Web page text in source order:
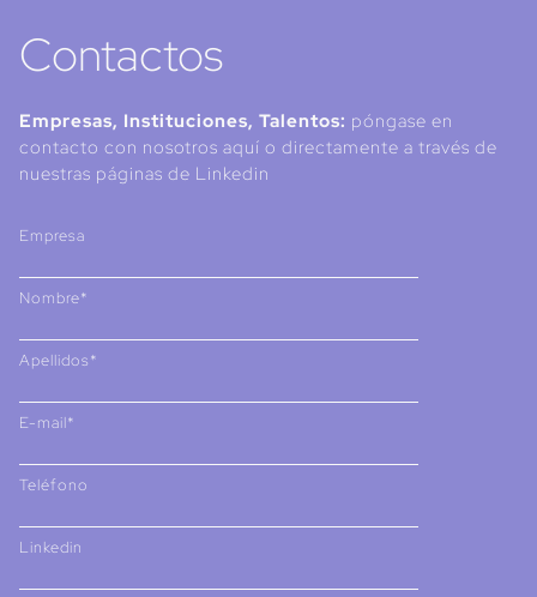
Contactos
Empresas, Instituciones, Talentos: póngase en
contacto con nosotros aquí o directamente a través de
nuestras páginas de Linkedin
Empresa
Nombre*
Apellidos*
E-mail*
Teléfono
Linkedin